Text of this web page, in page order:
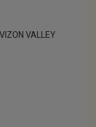
VALLEY